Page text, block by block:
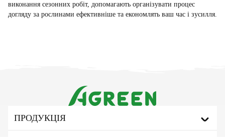
виконання сезонних робіт, допомагають організувати процес
догляду за рослинами ефективніше та економлять ваш час і зусилля.
ПРОДУКЦІЯ